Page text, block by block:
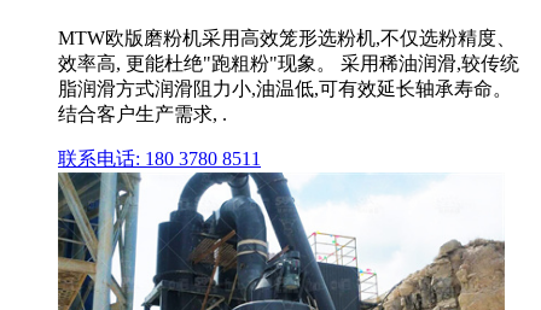
MTW欧版磨粉机采用高效笼形选粉机,不仅选粉精度、
效率高, 更能杜绝"跑粗粉"现象。 采用稀油润滑,较传统
脂润滑方式润滑阻力小,油温低,可有效延长轴承寿命。
结合客户生产需求, .
联系电话: 180 3780 8511